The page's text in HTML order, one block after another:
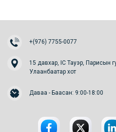
+(976) 7755-0077
15 давхар, IC Тауэр, Парисын
Улаанбаатар хот
Даваа - Баасан: 9:00-18:00